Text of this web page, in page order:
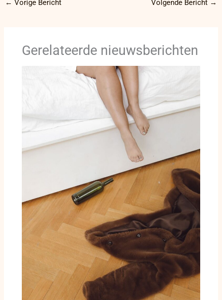
← Vorige Bericht Volgende Bericht →
Gerelateerde nieuwsberichten